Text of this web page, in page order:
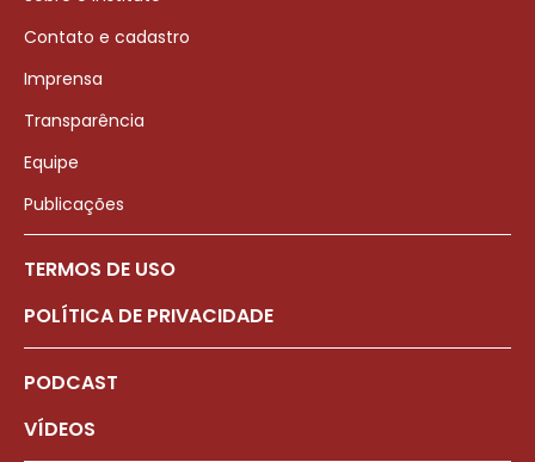
Contato e cadastro
Imprensa
Transparência
Equipe
Publicações
TERMOS DE USO
POLÍTICA DE PRIVACIDADE
PODCAST
VÍDEOS